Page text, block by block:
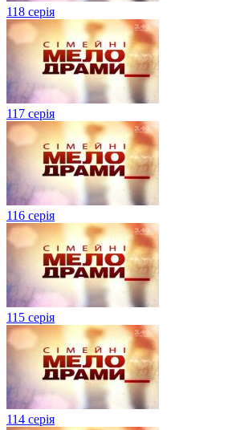
118 серія
117 серія
116 серія
115 серія
114 серія